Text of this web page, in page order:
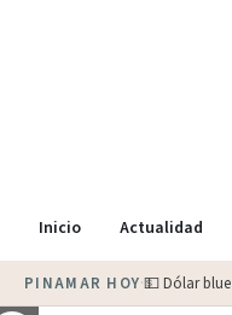
Inicio Actualidad
PINAMAR HOY·💵 Dólar blue